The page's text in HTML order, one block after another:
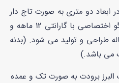
ابعاد دو متری به صورت تاج دار
و بدون تاج با طرح ها و لوگو اختصاصی با گارانتی 12 ماهه و
طراحی و تولید می شود. (بدنه
می باشد.)
برودت به صورت تک و عمده